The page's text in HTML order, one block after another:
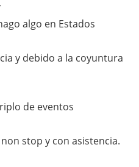
algo en Estados
y debido a la coyuntura
de eventos
stop y con asistencia.